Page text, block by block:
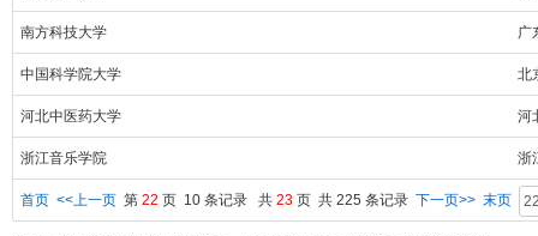
南方科技大学 广
中国科学院大学 北
河北中医药大学 河
浙江音乐学院 浙
首页 <<上一页 第 22 页 10 条记录 共 23 页 共 225 条记录 下一页>> 末页